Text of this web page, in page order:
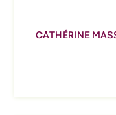
CATHÉRINE